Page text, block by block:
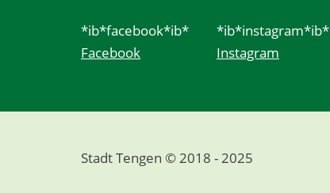
*ib*facebook*ib*
Facebook
*ib*instagram*ib*
Instagram
Stadt Tengen © 2018 - 2025